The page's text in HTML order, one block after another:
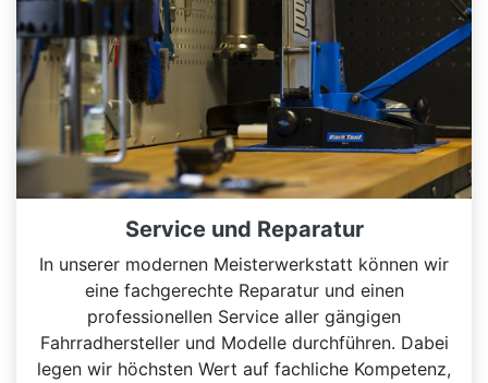
Service und Reparatur
In unserer modernen Meisterwerkstatt können wir
eine fachgerechte Reparatur und einen
professionellen Service aller gängigen
Fahrradhersteller und Modelle durchführen. Dabei
legen wir höchsten Wert auf fachliche Kompetenz,